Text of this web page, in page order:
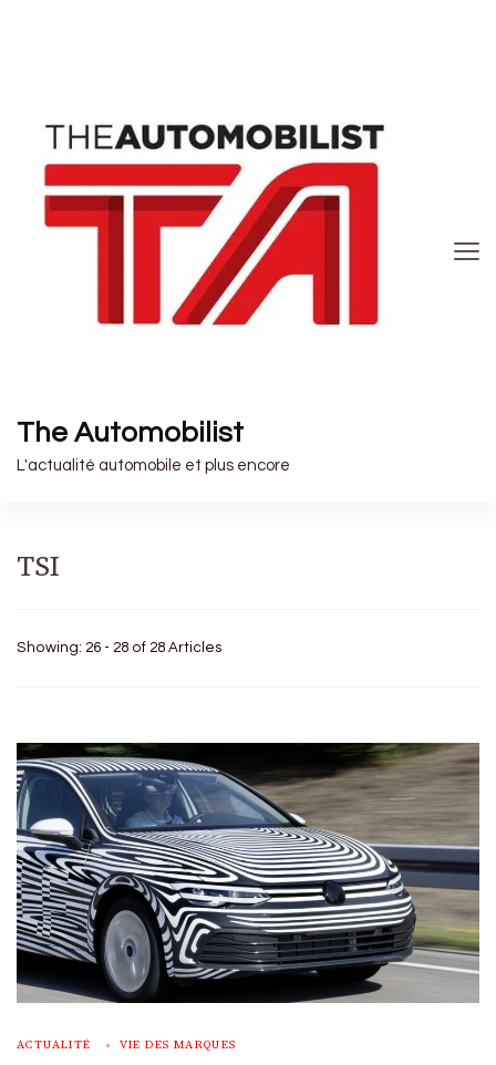
The Automobilist
L'actualité automobile et plus encore
TSI
Showing: 26 - 28 of 28 Articles
ACTUALITÉ VIE DES MARQUES